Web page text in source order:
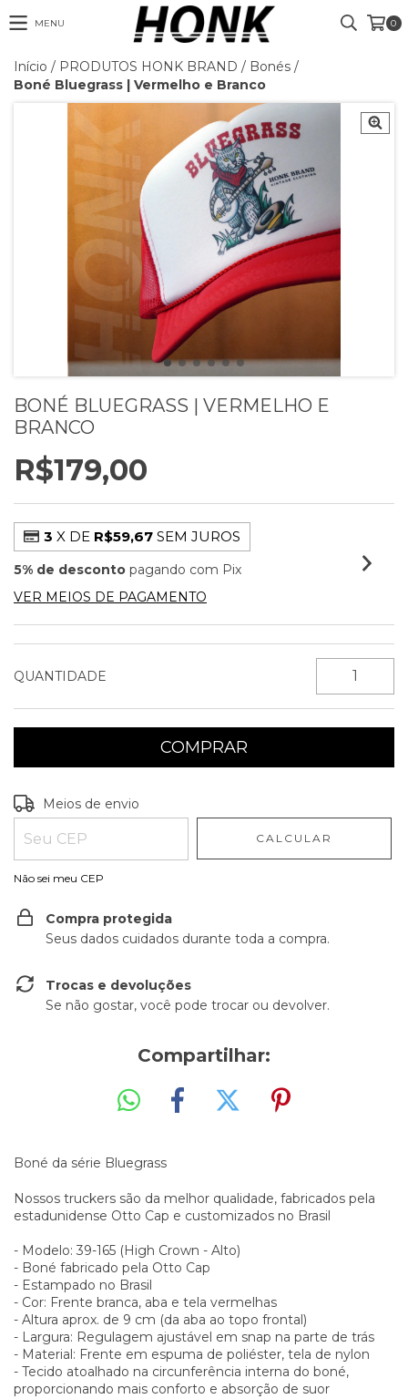
MENU 0
Início / PRODUTOS HONK BRAND / Bonés /
Boné Bluegrass | Vermelho e Branco
BONÉ BLUEGRASS | VERMELHO E
BRANCO
R$179,00
3 X DE R$59,67 SEM JUROS
5% de desconto pagando com Pix
VER MEIOS DE PAGAMENTO
QUANTIDADE
Entregas para o CEP:
Meios de envio
CALCULAR
Não sei meu CEP
Compra protegida
Seus dados cuidados durante toda a compra.
Trocas e devoluções
Se não gostar, você pode trocar ou devolver.
Compartilhar:
Boné da série Bluegrass
Nossos truckers são da melhor qualidade, fabricados pela
estadunidense Otto Cap e customizados no Brasil
- Modelo: 39-165 (High Crown - Alto)
- Boné fabricado pela Otto Cap
- Estampado no Brasil
- Cor: Frente branca, aba e tela vermelhas
- Altura aprox. de 9 cm (da aba ao topo frontal)
- Largura: Regulagem ajustável em snap na parte de trás
- Material: Frente em espuma de poliéster, tela de nylon
- Tecido atoalhado na circunferência interna do boné,
proporcionando mais conforto e absorção de suor